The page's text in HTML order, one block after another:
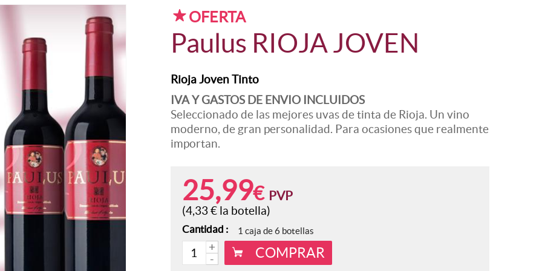
Sidra Natural
OFERTA
Paulus RIOJA JOVEN
Rioja Joven Tinto
IVA Y GASTOS DE ENVIO INCLUIDOS
Seleccionado de las mejores uvas de tinta de Rioja. Un vino
moderno, de gran personalidad. Para ocasiones que realmente
importan.
25,99€ PVP
(4,33€la botella)
Cantidad : 1 caja de 6 botellas
-
+ COMPRAR